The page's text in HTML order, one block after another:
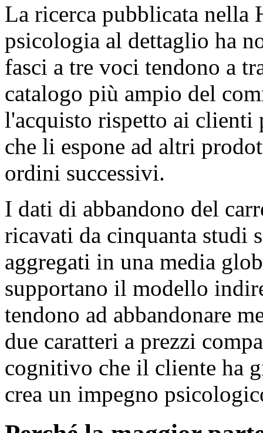
La ricerca pubblicata nella
psicologia al dettaglio ha
fasci a tre voci tendono a
catalogo più ampio del
l'acquisto rispetto ai clienti
che li espone ad altri
ordini successivi.
I dati di abbandono del
ricavati da cinquanta studi
aggregati in una media
supportano il modello
tendono ad abbandonare
due caratteri a prezzi
cognitivo che il cliente ha
crea un impegno